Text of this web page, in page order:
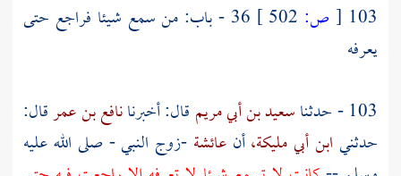
103
[ ص:
36 - باب: من سمع شيئا فراجع حتى
يعرفه
103 - حدثنا
سعيد بن أبي مريم قال: أخبرنانافع بن عمرقال:
حدثني ابن أبي مليكة،أنعائشة -زوج النبي - صلى الله عليه